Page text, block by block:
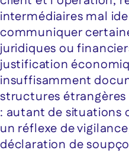
intermédiaires mal
communiquer
juridiques ou
justification
insuffisamment
structures
: autant de situations
un réflexe de
déclaration de